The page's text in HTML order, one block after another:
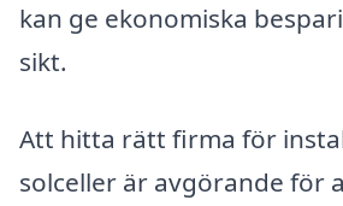
kan ge ekonomiska
sikt.
Att hitta rätt firma för
solceller är avgörande för